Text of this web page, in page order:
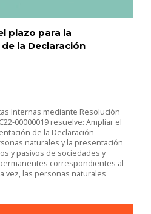
plazo para la
la Declaración
Internas mediante Resolución
00000019 resuelve: Ampliar el
de la Declaración
naturales y la presentación
y pasivos de sociedades y
correspondientes al
vez, las personas naturales